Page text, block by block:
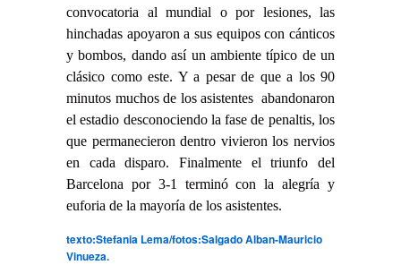
convocatoria al mundial o por lesiones, las
hinchadas apoyaron a sus equipos con cánticos
y bombos, dando así un ambiente típico de un
clásico como este. Y a pesar de que a los 90
minutos muchos de los asistentes abandonaron
el estadio desconociendo la fase de penaltis, los
que permanecieron dentro vivieron los nervios
en cada disparo. Finalmente el triunfo del
Barcelona por 3-1 terminó con la alegría y
euforia de la mayoría de los asistentes.
texto:Stefania Lema/fotos:Salgado Alban-Mauricio
Vinueza.